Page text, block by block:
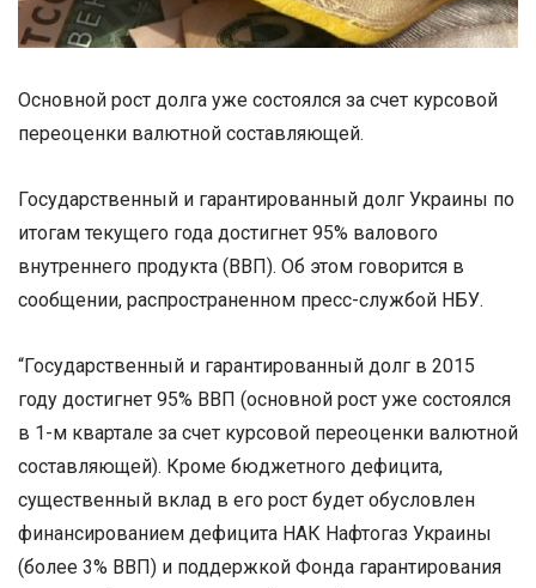
Основной рост долга уже состоялся за счет курсовой
переоценки валютной составляющей.
Государственный и гарантированный долг Украины по
итогам текущего года достигнет 95% валового
внутреннего продукта (ВВП). Об этом говорится в
сообщении, распространенном пресс-службой НБУ.
“Государственный и гарантированный долг в 2015
году достигнет 95% ВВП (основной рост уже состоялся
в 1-м квартале за счет курсовой переоценки валютной
составляющей). Кроме бюджетного дефицита,
существенный вклад в его рост будет обусловлен
финансированием дефицита НАК Нафтогаз Украины
(более 3% ВВП) и поддержкой Фонда гарантирования